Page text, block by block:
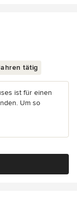
tätig
ist für einen
Um so